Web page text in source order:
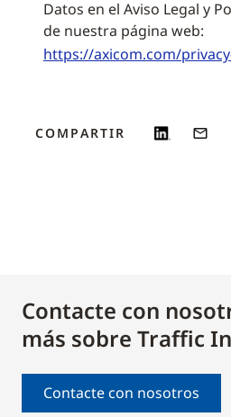
Datos en el Aviso Legal y
de nuestra página web:
https://axicom.com/
COMPARTIR
Contacte con
más sobre Traffic
Contacte con nosotros